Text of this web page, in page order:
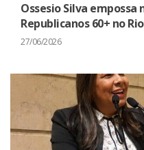
Ossesio Silva
Republicanos 60+ no
27/06/2026